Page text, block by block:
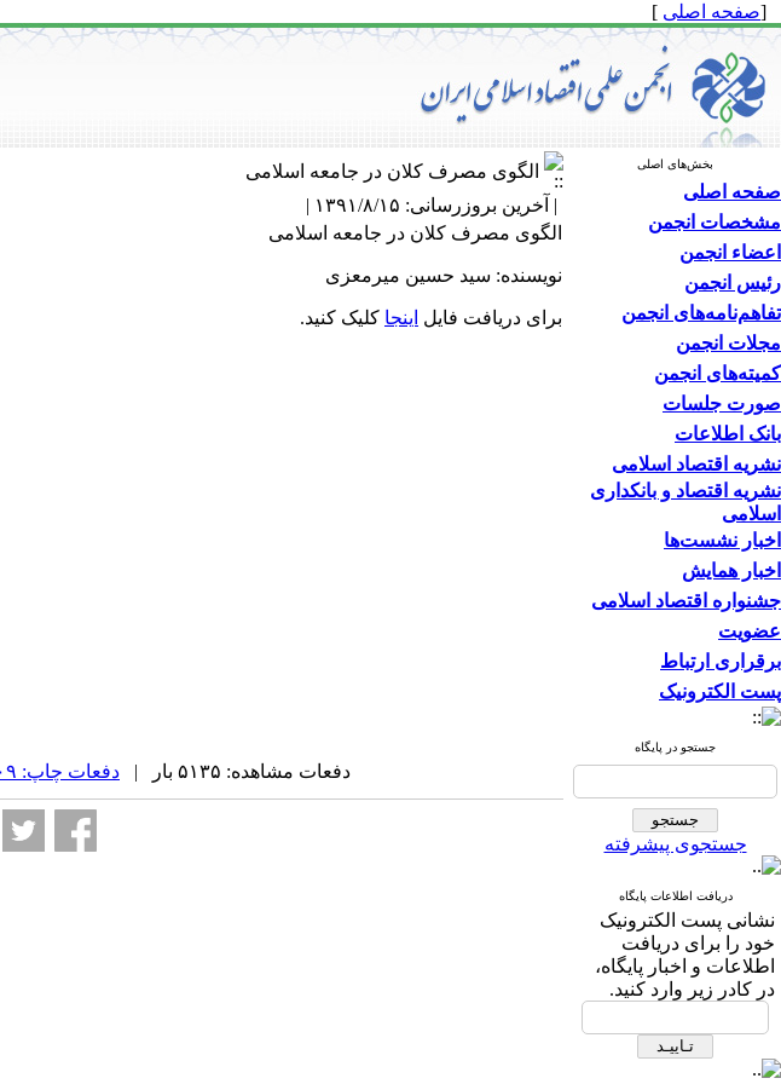
[صفحه اصلی ]
بخش‌های اصلی
صفحه اصلی
مشخصات انجمن
اعضاء انجمن
رئیس انجمن
تفاهم‌نامه‌های انجمن
مجلات انجمن
کمیته‌های انجمن
صورت جلسات
بانک اطلاعات
نشریه اقتصاد اسلامی
نشریه اقتصاد و بانکداری
اسلامی
اخبار نشست‌ها
اخبار همایش
جشنواره اقتصاد اسلامی
عضویت
برقراری ارتباط
پست الکترونیک
جستجو در پایگاه
جستجوی پیشرفته
دریافت اطلاعات پایگاه
نشانی پست الکترونیک
خود را برای دریافت
اطلاعات و اخبار پایگاه،
در کادر زیر وارد کنید.
الگوی مصرف کلان در جامعه اسلامی
| آخرین بروزرسانی: ۱۳۹۱/۸/۱۵ |
الگوی مصرف کلان در جامعه اسلامی
نویسنده: سید حسین میرمعزی
برای دریافت فایل اینجا کلیک کنید.
دفعات مشاهده: ۵۱۳۵ بار | دفعات چاپ: ۱۴۰۹ بار